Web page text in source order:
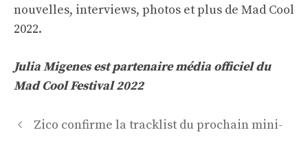
nouvelles, interviews, photos et plus de Mad Cool
2022.
Julia Migenes est partenaire média officiel du
Mad Cool Festival 2022
Navigation
Zico confirme la tracklist du prochain mini-